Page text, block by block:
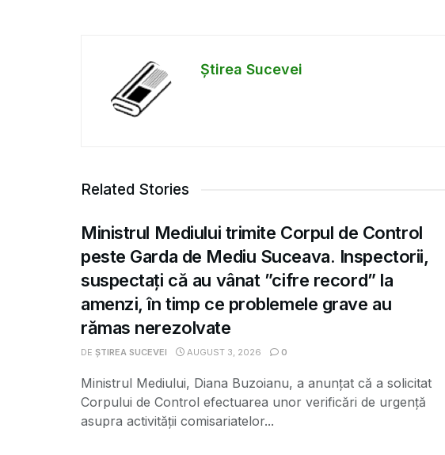
Știrea Sucevei
Related Stories
Ministrul Mediului trimite Corpul de Control
peste Garda de Mediu Suceava. Inspectorii,
suspectați că au vânat ”cifre record” la
amenzi, în timp ce problemele grave au
rămas nerezolvate
DE ȘTIREA SUCEVEI AUGUST 3, 2026 0
Ministrul Mediului, Diana Buzoianu, a anunțat că a solicitat
Corpului de Control efectuarea unor verificări de urgență
asupra activității comisariatelor...